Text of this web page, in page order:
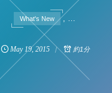
What's New , …
May 19,2015 約1分